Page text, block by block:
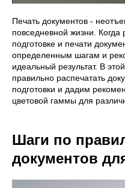
Печать документов -
повседневной жизни. Когда
подготовке и печати
определенным шагам и
идеальный результат. В
правильно распечатать
подготовки и дадим
цветовой гаммы для
Шаги по
документов